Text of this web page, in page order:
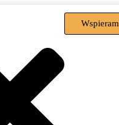
Wspieram